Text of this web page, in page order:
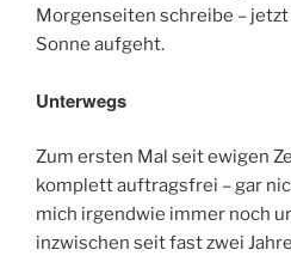
Morgenseiten schreibe –
Sonne aufgeht.
Unterwegs
Zum ersten Mal seit ewigen
komplett auftragsfrei – gar
mich irgendwie immer noch
inzwischen seit fast zwei